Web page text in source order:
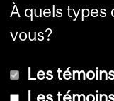
À quels types
vous?
Les
Les